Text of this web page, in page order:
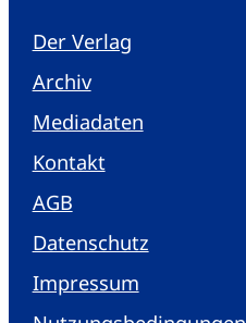
Der Verlag
Archiv
Mediadaten
Kontakt
AGB
Datenschutz
Impressum